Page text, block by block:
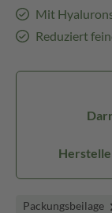
Mit
Reduziert
Packungsbeilage